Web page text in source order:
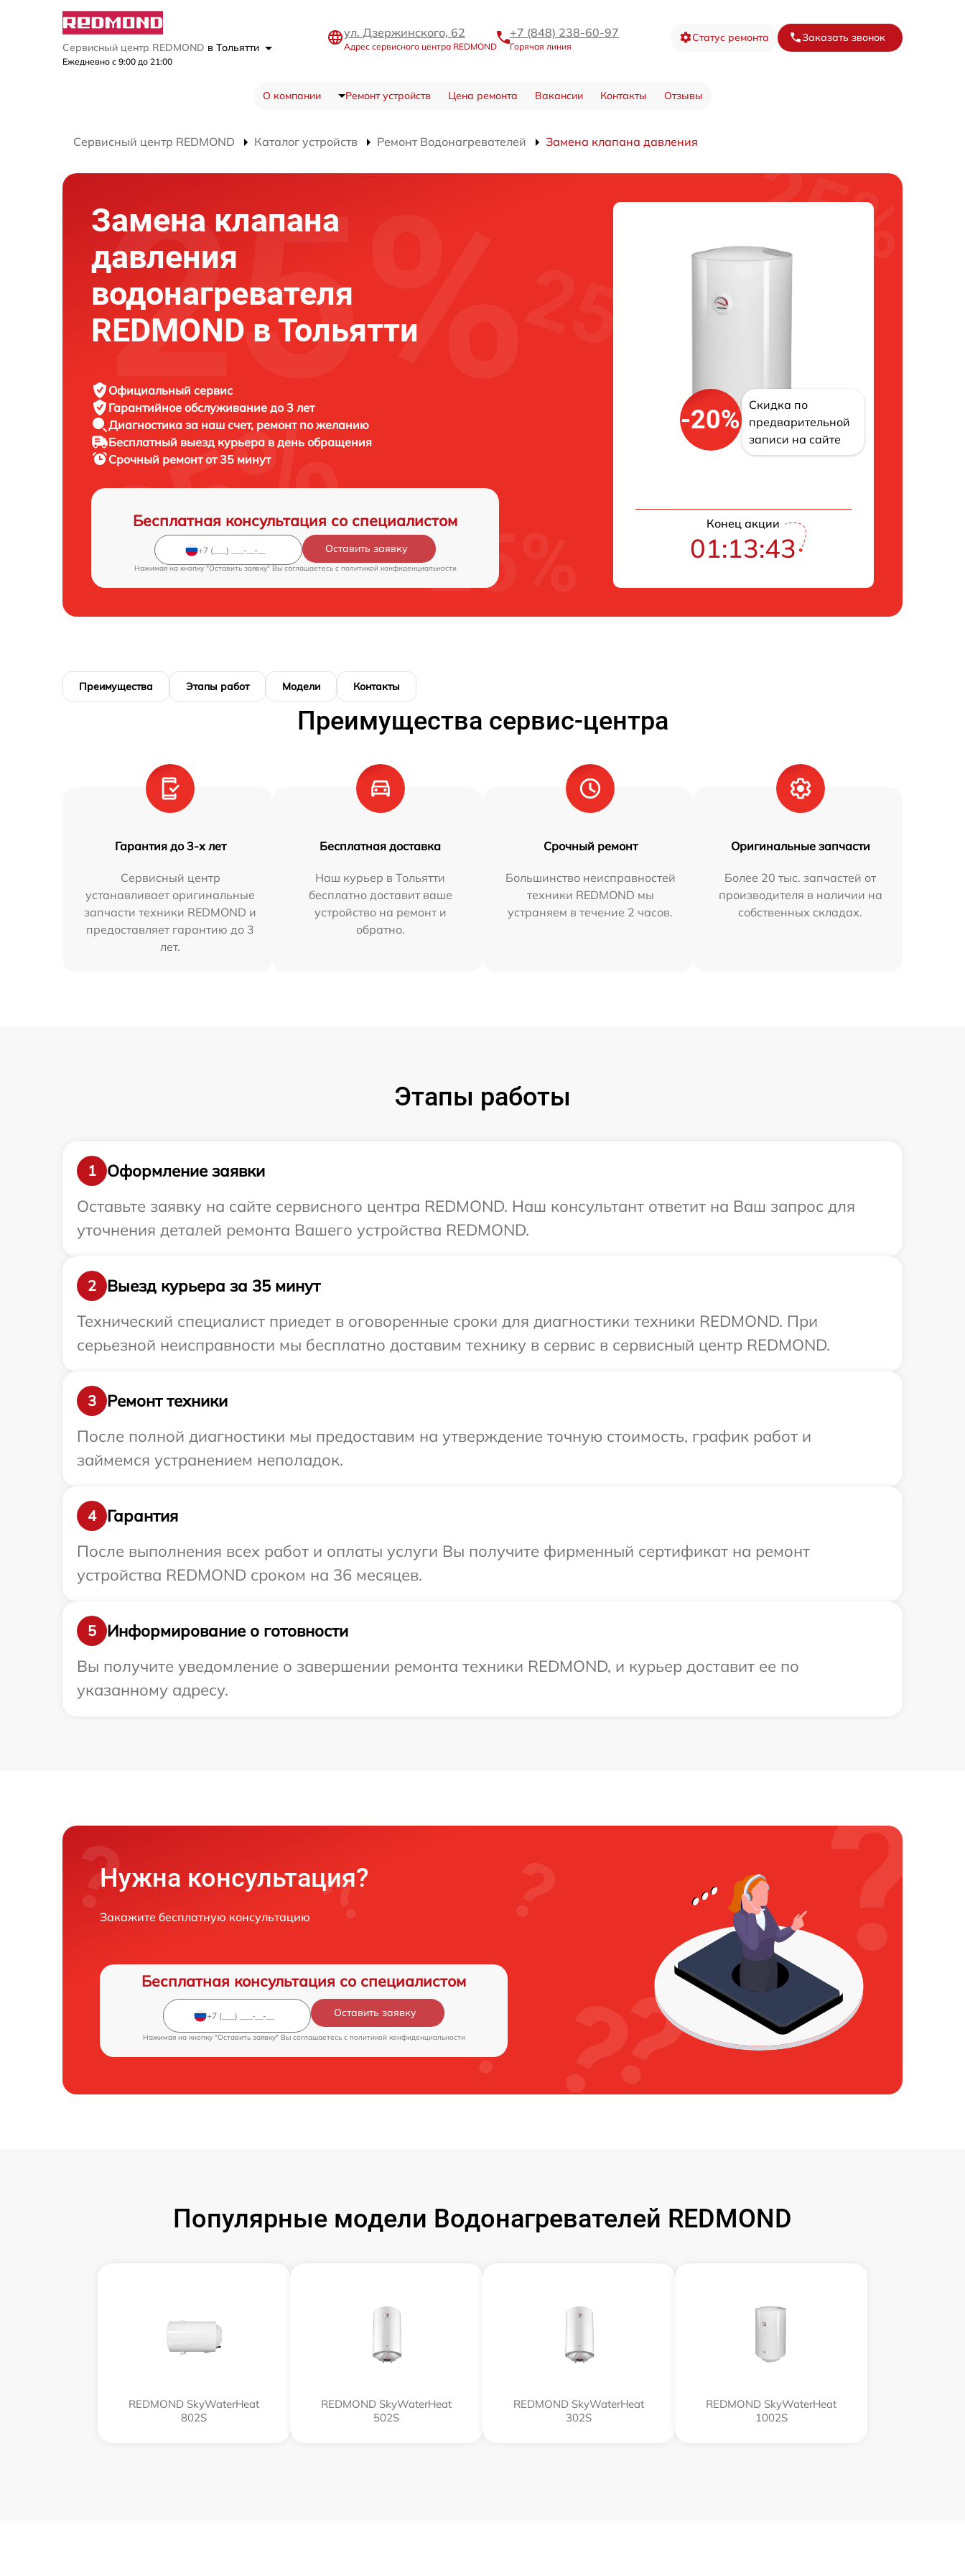
Сервисный центр REDMOND в Тольятти
Ежедневно с 9:00 до 21:00
ул. Дзержинского, 62
Адрес сервисного центра REDMOND
+7 (848) 238-60-97
Горячая линия
Статус ремонта Заказать звонок
О компании Ремонт устройств Цена ремонта Вакансии Контакты Отзывы
Сервисный центр REDMOND Каталог устройств Ремонт Водонагревателей Замена клапана давления
Замена клапана
давления
водонагревателя
REDMOND в Тольятти
Официальный сервис
Гарантийное обслуживание до 3 лет
Диагностика за наш счет, ремонт по желанию
Бесплатный выезд курьера в день обращения
Срочный ремонтот 35 минут
Бесплатная консультация со специалистом
Оставить заявку
Нажимая на кнопку "Оставить заявку" Вы соглашаетесь c политикой конфиденциальности
-20%
Скидка по
предварительной
записи на сайте
Конец акции
01:13:42
Преимущества Этапы работ Модели Контакты
Преимущества сервис-центра
Гарантия до 3-х лет
Сервисный центр
устанавливает оригинальные
запчасти техники REDMOND и
предоставляет гарантию до 3
лет.
Бесплатная доставка
Наш курьер в Тольятти
бесплатно доставит ваше
устройство на ремонт и
обратно.
Срочный ремонт
Большинство неисправностей
техники REDMOND мы
устраняем в течение 2 часов.
Оригинальные запчасти
Более 20 тыс. запчастей от
производителя в наличии на
собственных складах.
Этапы работы
1
Оформление заявки
Оставьте заявку на сайте сервисного центра REDMOND. Наш консультант ответит на Ваш запрос для
уточнения деталей ремонта Вашего устройства REDMOND.
2
Выезд курьера за 35 минут
Технический специалист приедет в оговоренные сроки для диагностики техники REDMOND. При
серьезной неисправности мы бесплатно доставим технику в сервис в сервисный центр REDMOND.
3
Ремонт техники
После полной диагностики мы предоставим на утверждение точную стоимость, график работ и
займемся устранением неполадок.
4
Гарантия
После выполнения всех работ и оплаты услуги Вы получите фирменный сертификат на ремонт
устройства REDMOND сроком на 36 месяцев.
5
Информирование о готовности
Вы получите уведомление о завершении ремонта техники REDMOND, и курьер доставит ее по
указанному адресу.
Нужна консультация?
Закажите бесплатную консультацию
Бесплатная консультация со специалистом
Оставить заявку
Нажимая на кнопку "Оставить заявку" Вы соглашаетесь c политикой конфиденциальности
Популярные модели Водонагревателей REDMOND
REDMOND SkyWaterHeat
802S
REDMOND SkyWaterHeat
502S
REDMOND SkyWaterHeat
302S
REDMOND SkyWaterHeat
1002S